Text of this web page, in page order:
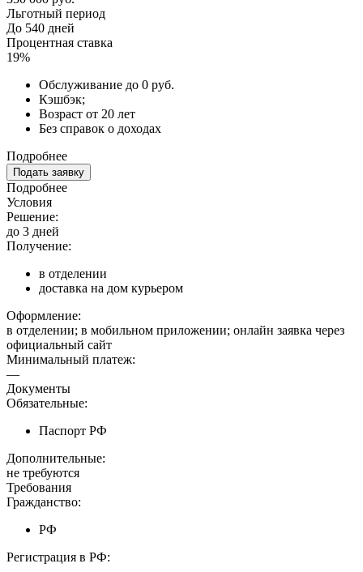
Льготный период
До 540 дней
Процентная ставка
19%
Обслуживание до 0 руб.
Кэшбэк;
Возраст от 20 лет
Без справок о доходах
Подробнее
Подать заявку
Подробнее
Условия
Решение:
до 3 дней
Получение:
в отделении
доставка на дом курьером
Оформление:
в отделении; в мобильном приложении; онлайн заявка через
официальный сайт
Минимальный платеж:
—
Документы
Обязательные:
Паспорт РФ
Дополнительные:
не требуются
Требования
Гражданство:
РФ
Регистрация в РФ: